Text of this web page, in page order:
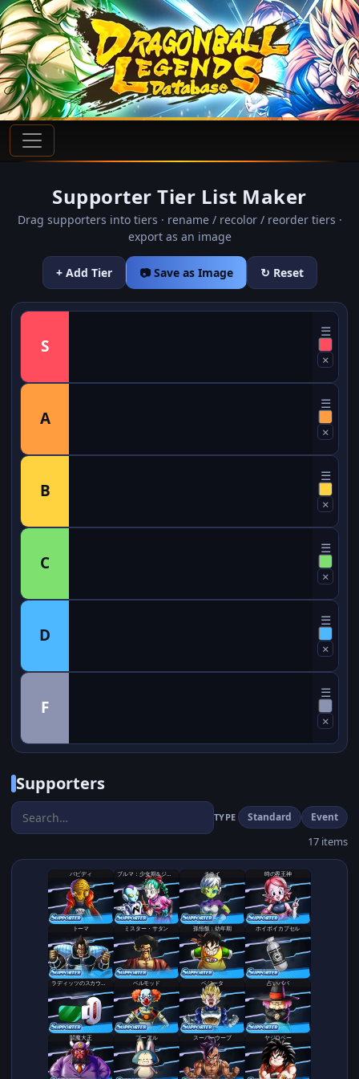
Supporter Tier List Maker
Drag supporters into tiers · rename / recolor / reorder tiers ·
export as an image
+ Add Tier 📷 Save as Image ↻ Reset
S
☰
×
A
☰
×
B
☰
×
C
☰
×
D
☰
×
F
☰
×
Supporters
TYPE Standard Event
17 items
バビディ チライ 時の界王神
トーマ ミスター・サタン 孫悟飯：幼年期 ホイポイカプセル
ベルモッド ベジータ 占いババ
閻魔大王 プーアル スーパーウーブ ヤジロベー